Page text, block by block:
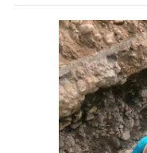
发布时间